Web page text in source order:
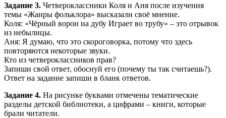
Задание 3. Четвероклассники Коля и Аня после изучения
темы «Жанры фольклора» высказали своё мнение.
Коля: «Чёрный ворон на дубу Играет во трубу» – это отрывок
из небылицы.
Аня: Я думаю, что это скороговорка, потому что здесь
повторяются некоторые звуки.
Кто из четвероклассников прав?
Запиши свой ответ, обоснуй его (почему ты так считаешь?).
Ответ на задание запиши в бланк ответов.
Задание 4. На рисунке буквами отмечены тематические
разделы детской библиотеки, а цифрами – книги, которые
брали читатели.